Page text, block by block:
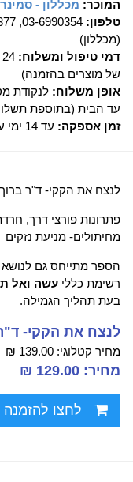
המוכר: מכללון -
טלפון:
(מכללון)
דמי טיפול ומשלוח:
של מוצרים בהזמנה)
אופן משלוח: לנקודת
עד הבית (בתוספת
זמן אספקה: עד 14 ימי עסקים
לנצח את הקקי- ד"ר
פתרונות פורצי דרך,
מחיתולים- מניעת נזקים
הספר מתייחס גם
רשימת כללי עשה ואל
בעת תהליך הגמילה.
לנצח את הקקי-
מחיר קטלוגי: 139.00 ₪
מחיר: 129.00 ₪
לחצו להזמנה